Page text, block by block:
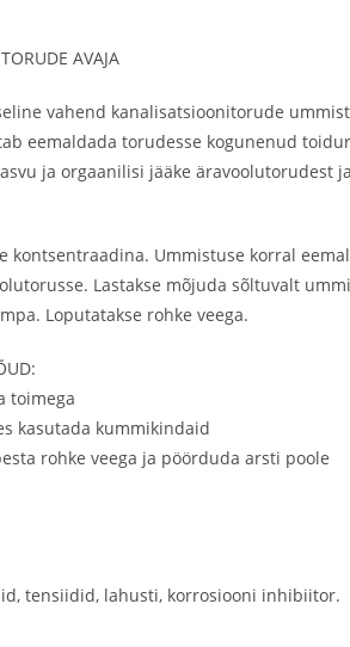
AVAJA
vahend kanalisatsioonitorude
eemaldada torudesse kogunenud
ja orgaanilisi jääke äravoolutorudest
kontsentraadina. Ummistuse korral
Lastakse mõjuda sõltuvalt
Loputatakse rohke veega.
toimega
kasutada kummikindaid
rohke veega ja pöörduda arsti poole
tensiidid, lahusti, korrosiooni inhibiitor.